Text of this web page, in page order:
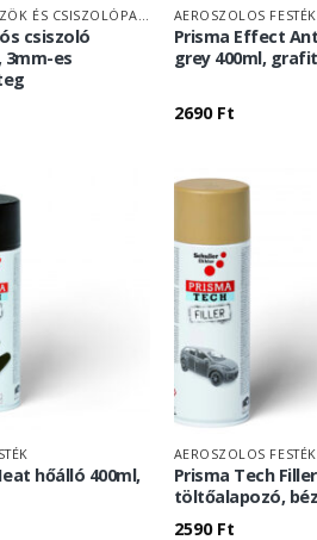
CSISZOLÓESZKÖZÖK ÉS CSISZOLÓPAPÍR
csiszoló
es
AEROSZOLOS FESTÉK
Prisma Effect
grey 400ml,
2690 Ft
hőálló 400ml,
AEROSZOLOS FESTÉK
Prisma Tech
töltőalapozó,
2590 Ft